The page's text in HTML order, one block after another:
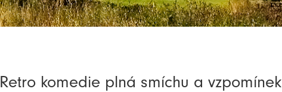
Retro komedie plná smíchu a vzpomínek